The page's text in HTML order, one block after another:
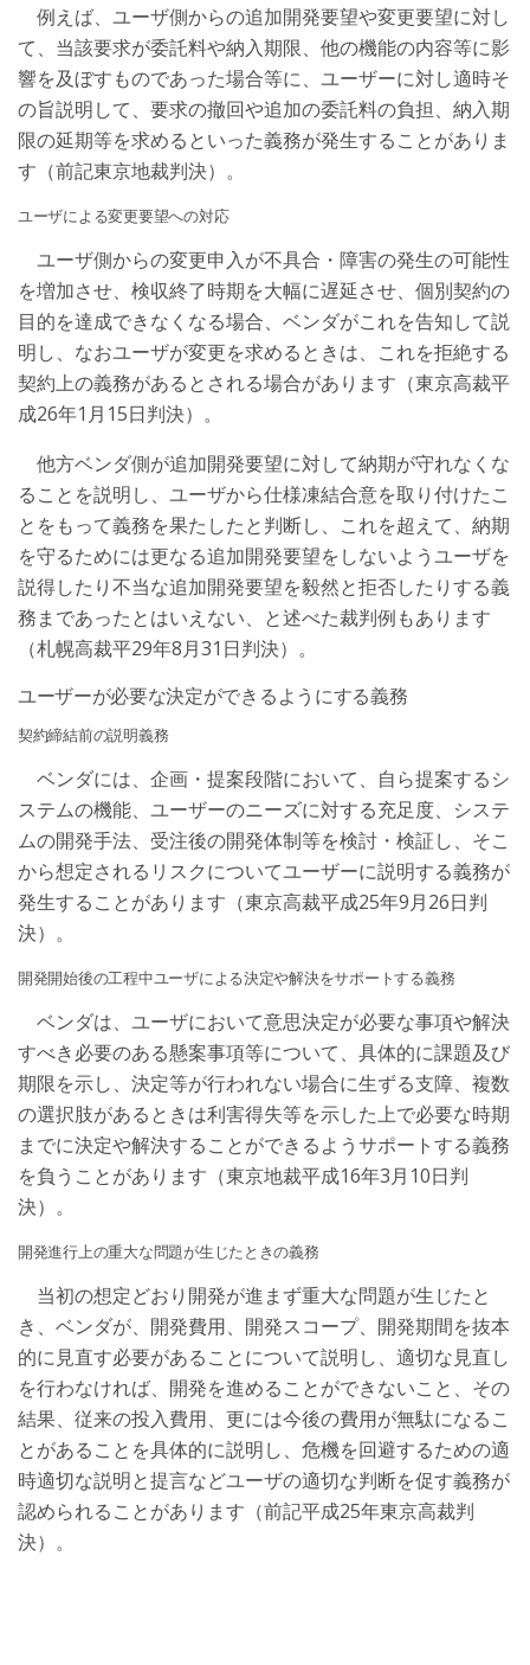
例えば、ユーザ側からの追加開発要望や変更要望に対し
て、当該要求が委託料や納入期限、他の機能の内容等に影
響を及ぼすものであった場合等に、ユーザーに対し適時そ
の旨説明して、要求の撤回や追加の委託料の負担、納入期
限の延期等を求めるといった義務が発生することがありま
す（前記東京地裁判決）。
ユーザによる変更要望への対応
ユーザ側からの変更申入が不具合・障害の発生の可能性
を増加させ、検収終了時期を大幅に遅延させ、個別契約の
目的を達成できなくなる場合、ベンダがこれを告知して説
明し、なおユーザが変更を求めるときは、これを拒絶する
契約上の義務があるとされる場合があります（東京高裁平
成26年1月15日判決）。
他方ベンダ側が追加開発要望に対して納期が守れなくな
ることを説明し、ユーザから仕様凍結合意を取り付けたこ
とをもって義務を果たしたと判断し、これを超えて、納期
を守るためには更なる追加開発要望をしないようユーザを
説得したり不当な追加開発要望を毅然と拒否したりする義
務まであったとはいえない、と述べた裁判例もあります
（札幌高裁平29年8月31日判決）。
ユーザーが必要な決定ができるようにする義務
契約締結前の説明義務
ベンダには、企画・提案段階において、自ら提案するシ
ステムの機能、ユーザーのニーズに対する充足度、システ
ムの開発手法、受注後の開発体制等を検討・検証し、そこ
から想定されるリスクについてユーザーに説明する義務が
発生することがあります（東京高裁平成25年9月26日判
決）。
開発開始後の工程中ユーザによる決定や解決をサポートする義務
ベンダは、ユーザにおいて意思決定が必要な事項や解決
すべき必要のある懸案事項等について、具体的に課題及び
期限を示し、決定等が行われない場合に生ずる支障、複数
の選択肢があるときは利害得失等を示した上で必要な時期
までに決定や解決することができるようサポートする義務
を負うことがあります（東京地裁平成16年3月10日判
決）。
開発進行上の重大な問題が生じたときの義務
当初の想定どおり開発が進まず重大な問題が生じたと
き、ベンダが、開発費用、開発スコープ、開発期間を抜本
的に見直す必要があることについて説明し、適切な見直し
を行わなければ、開発を進めることができないこと、その
結果、従来の投入費用、更には今後の費用が無駄になるこ
とがあることを具体的に説明し、危機を回避するための適
時適切な説明と提言などユーザの適切な判断を促す義務が
認められることがあります（前記平成25年東京高裁判
決）。